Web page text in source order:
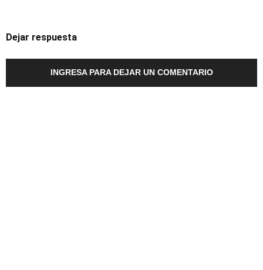
Dejar respuesta
INGRESA PARA DEJAR UN COMENTARIO